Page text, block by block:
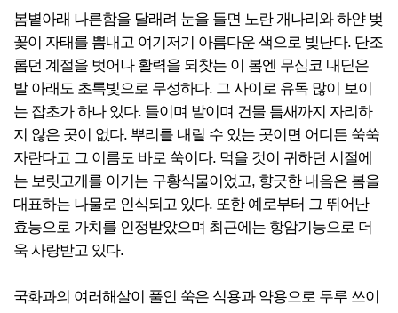
봄볕아래 나른함을 달래려 눈을 들면 노란 개나리와 하얀 벚
꽃이 자태를 뽐내고 여기저기 아름다운 색으로 빛난다. 단조
롭던 계절을 벗어나 활력을 되찾는 이 봄엔 무심코 내딛은
발 아래도 초록빛으로 무성하다. 그 사이로 유독 많이 보이
는 잡초가 하나 있다. 들이며 밭이며 건물 틈새까지 자리하
지 않은 곳이 없다. 뿌리를 내릴 수 있는 곳이면 어디든 쑥쑥
자란다고 그 이름도 바로 쑥이다. 먹을 것이 귀하던 시절에
는 보릿고개를 이기는 구황식물이었고, 향긋한 내음은 봄을
대표하는 나물로 인식되고 있다. 또한 예로부터 그 뛰어난
효능으로 가치를 인정받았으며 최근에는 항암기능으로 더
욱 사랑받고 있다.
국화과의 여러해살이 풀인 쑥은 식용과 약용으로 두루 쓰이